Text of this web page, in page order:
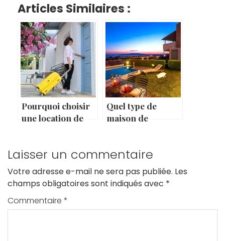
Articles Similaires :
Pourquoi choisir
une location de
Quel type de
maison de
famille ?
Laisser un commentaire
Votre adresse e-mail ne sera pas publiée. Les
champs obligatoires sont indiqués avec *
Commentaire *